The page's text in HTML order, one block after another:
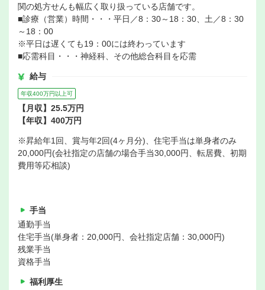
関の処方せんも幅広く取り扱っている店舗です。
■診療（営業）時間・・・平日／8：30～18：30、土／8：30
～18：00
※平日は遅くても19：00には終わっています
■応需科目・・・神経科、その他総合科目を応需
給与
年収400万円以上可
【月収】25.5万円
【年収】400万円
※昇給年1回、賞与年2回(4ヶ月分)、住宅手当は単身者のみ
20,000円(会社指定の店舗の場合手当30,000円、転居費、初期
費用等応相談)
手当
通勤手当
住宅手当(単身者：20,000円、会社指定店舗：30,000円)
残業手当
資格手当
福利厚生